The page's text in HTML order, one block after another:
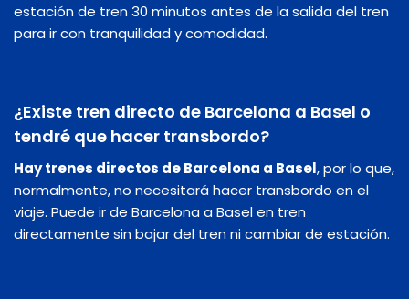
estación de tren 30 minutos antes de la salida del tren
para ir con tranquilidad y comodidad.
¿Existe tren directo de Barcelona a Basel o
tendré que hacer transbordo?
Hay trenes directos de Barcelona a Basel, por lo que,
normalmente, no necesitará hacer transbordo en el
viaje. Puede ir de Barcelona a Basel en tren
directamente sin bajar del tren ni cambiar de estación.